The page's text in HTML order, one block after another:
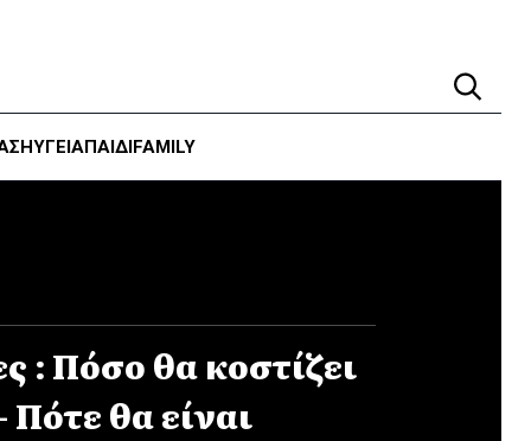
ΥΓΕΊΑΠΑΙΔΙFAMILY
: Πόσο θα κοστίζει
θα είναι